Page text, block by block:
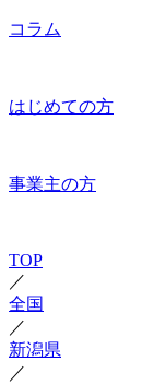
コラム
はじめての方
事業主の方
TOP
／
全国
／
新潟県
／